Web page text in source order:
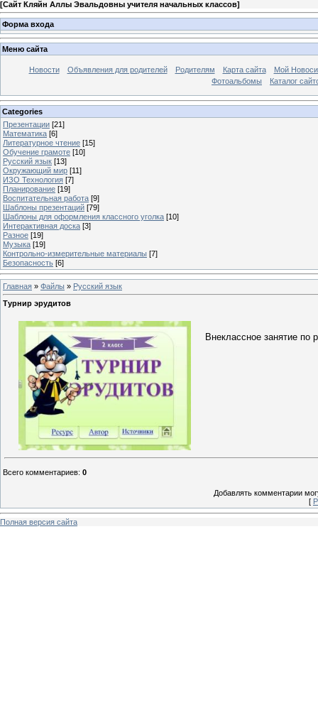
[Сайт Кляйн Аллы Эвальдовны учителя начальных классов]
Форма входа
Меню сайта
Новости Объявления для родителей Родителям Карта сайта
Мой
Фотоальбомы
Каталог
Categories
Презентации [21]
Математика [6]
Литературное чтение [15]
Обучение грамоте [10]
Русский язык [13]
Окружающий мир [11]
ИЗО Технология [7]
Планирование [19]
Воспитательная работа [9]
Шаблоны презентаций [79]
Шаблоны для оформления классного уголка [10]
Интерактивная доска [3]
Разное [19]
Музыка [19]
Контрольно-измерительные материалы [7]
Безопасность [6]
Главная » Файлы » Русский язык
Турнир эрудитов
Внеклассное занятие по
Всего комментариев: 0
Добавлять комментарии
[
Полная версия сайта